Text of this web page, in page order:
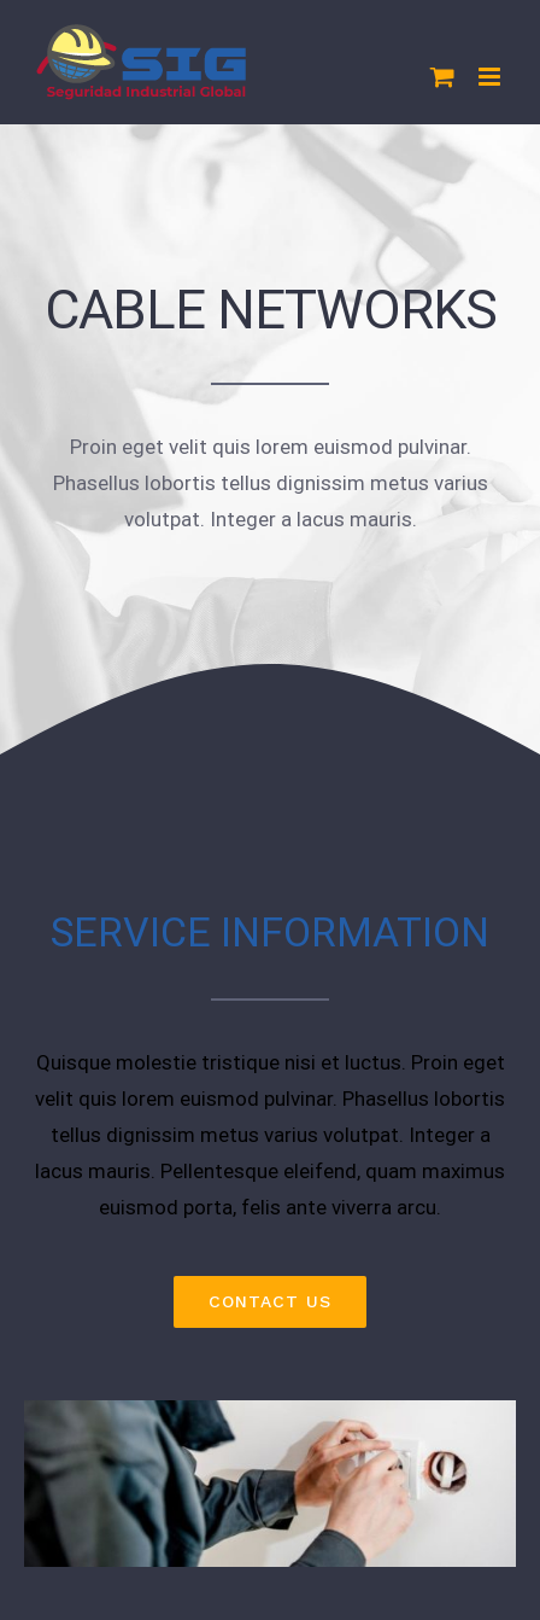
contenido
CABLE NETWORKS
Proin eget velit quis lorem euismod pulvinar.
Phasellus lobortis tellus dignissim metus varius
volutpat. Integer a lacus mauris.
SERVICE INFORMATION
Quisque molestie tristique nisi et luctus. Proin eget
velit quis lorem euismod pulvinar. Phasellus lobortis
tellus dignissim metus varius volutpat. Integer a
lacus mauris. Pellentesque eleifend, quam maximus
euismod porta, felis ante viverra arcu.
CONTACT US